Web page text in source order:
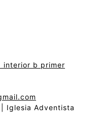
interior b primer
Iglesia Adventista